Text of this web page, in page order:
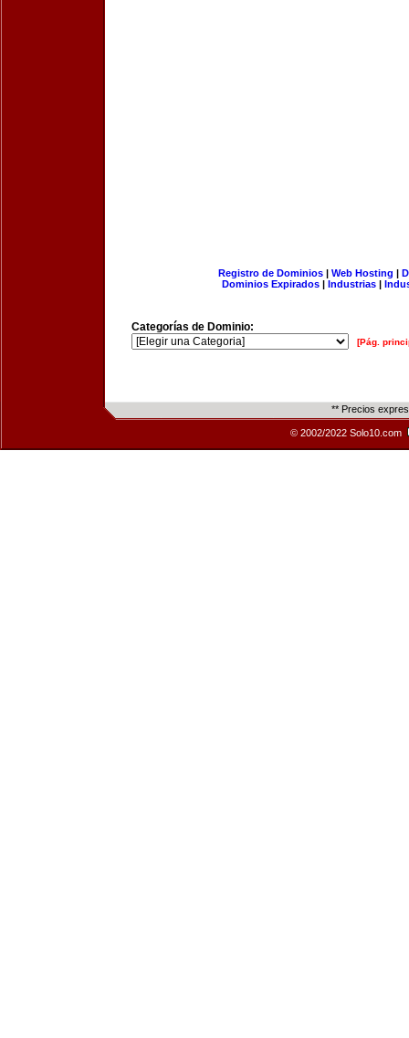
Registro de Dominios| Web Hosting |
Dominios Expirados | Industrias |
Categorías de Dominio:
[Pág.
** Precios
© 2002/2022 Solo10.com